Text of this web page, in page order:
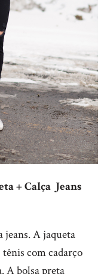
+ Calça Jeans
jeans. A jaqueta
tênis com cadarço
A bolsa preta